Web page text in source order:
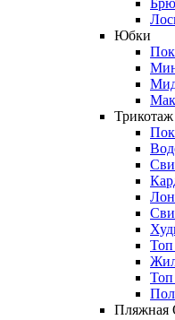
Юбки
Трикотаж
Топ
Топ
Пляжная